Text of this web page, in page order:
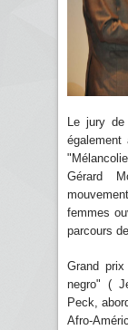
Le jury
Gérard
femmes
parcours
Grand
negro" (
Peck,
Afro-